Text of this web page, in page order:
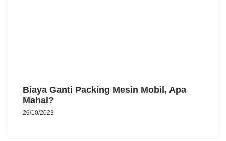
Biaya Ganti Packing Mesin Mobil, Apa
Mahal?
26/10/2023